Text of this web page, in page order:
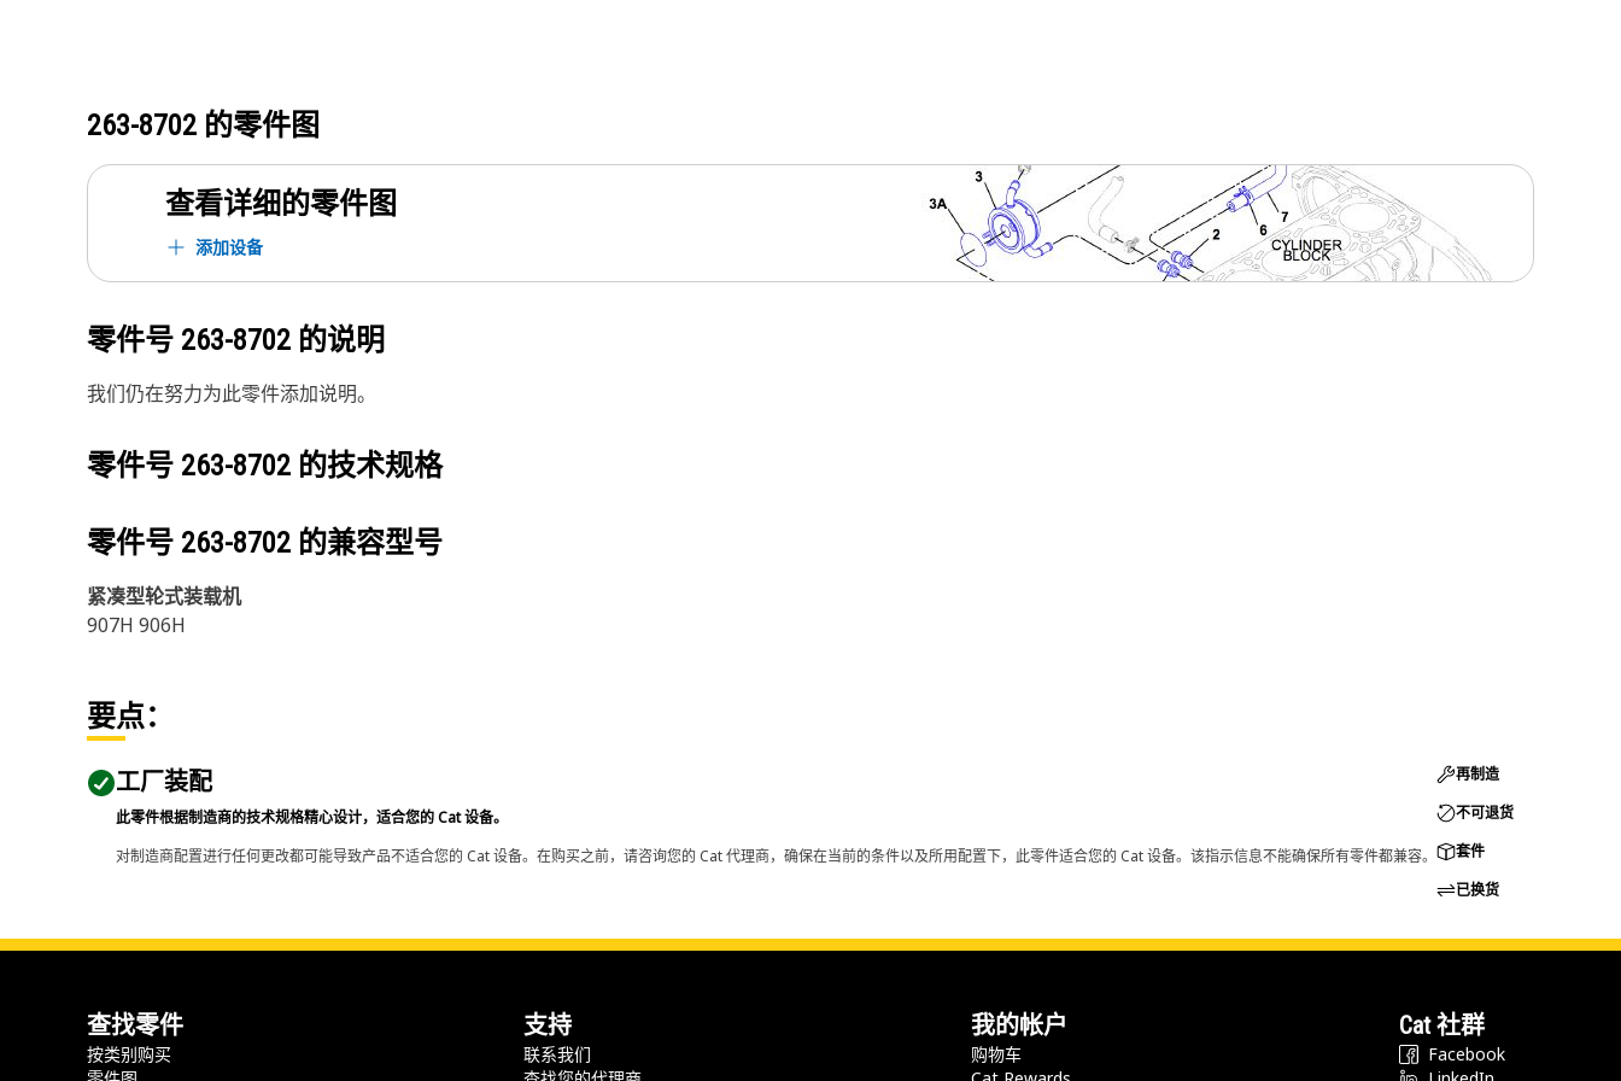
263-8702 的零件图
查看详细的零件图
添加设备
零件号 263-8702 的说明
我们仍在努力为此零件添加说明。
零件号 263-8702 的技术规格
零件号 263-8702 的兼容型号
紧凑型轮式装载机
907H 906H
要点：
工厂装配
此零件根据制造商的技术规格精心设计，适合您的 Cat 设备。
对制造商配置进行任何更改都可能导致产品不适合您的 Cat 设备。在购买之前，请咨询您的 Cat 代理商，确保在当前的条件以及所用配置下，此零件适合您的 Cat 设备。该指示信息不能确保所有零件都兼容。
再制造
不可退货
套件
已换货
查找零件
按类别购买
支持
联系我们
我的帐户
购物车
Cat 社群
Facebook